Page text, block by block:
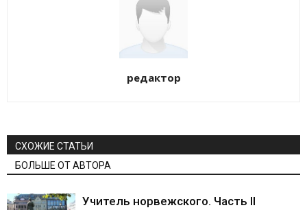
редактор
СХОЖИЕ СТАТЬИ
БОЛЬШЕ ОТ АВТОРА
Учитель норвежского. Часть II